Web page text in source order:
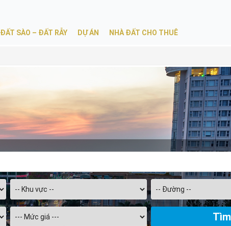
ĐẤT SÀO – ĐẤT RẪY DỰ ÁN NHÀ ĐẤT CHO THUÊ